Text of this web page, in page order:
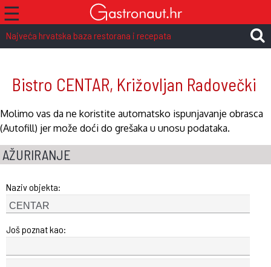
☰
Najveća hrvatska baza restorana i recepata
Bistro CENTAR, Križovljan Radovečki
Molimo vas da ne koristite automatsko ispunjavanje obrasca
(Autofill) jer može doći do grešaka u unosu podataka.
AŽURIRANJE
Naziv objekta:
Još poznat kao: